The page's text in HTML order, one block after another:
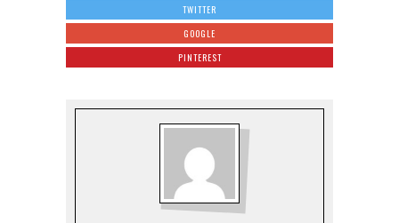
TWITTER
GOOGLE
PINTEREST